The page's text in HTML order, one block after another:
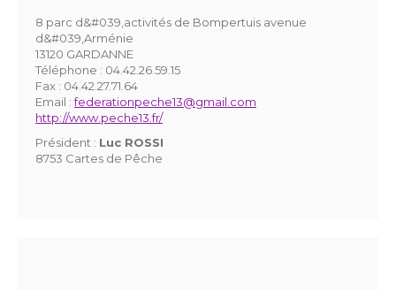
8 parc d&#039,activités de Bompertuis avenue
d&#039,Arménie
13120 GARDANNE
Téléphone : 04.42.26.59.15
Fax : 04.42.27.71.64
Email :federationpeche13@gmail.com
http://www.peche13.fr/
Président : Luc ROSSI
8753 Cartes de Pêche